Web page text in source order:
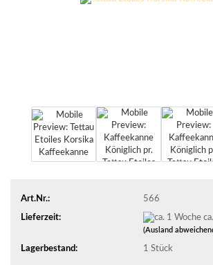
Art.Nr.: 566
Lieferzeit:
(Ausland
Lagerbestand: 1 Stück